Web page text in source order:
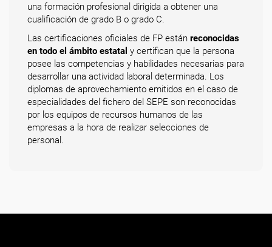
una formación profesional dirigida a obtener una
cualificación de grado B o grado C.
Las certificaciones oficiales de FP están reconocidas
en todo el ámbito estatal y certifican que la persona
posee las competencias y habilidades necesarias para
desarrollar una actividad laboral determinada. Los
diplomas de aprovechamiento emitidos en el caso de
especialidades del fichero del SEPE son reconocidas
por los equipos de recursos humanos de las
empresas a la hora de realizar selecciones de
personal.